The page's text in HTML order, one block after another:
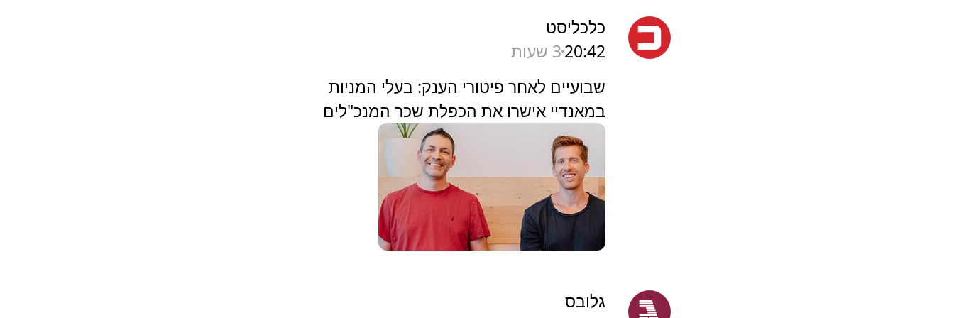
כלכליסט
20:423 שעות
שבועיים לאחר פיטורי הענק: בעלי המניות
במאנדיי אישרו את הכפלת שכר המנכ"לים
גלובס